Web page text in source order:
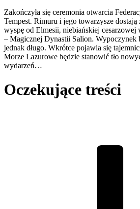
Zakończyła się ceremonia otwarcia
Tempest. Rimuru i jego towarzysze dostają
wyspę od Elmesii, niebiańskiej
– Magicznej Dynastii Salion. Wypoczynek
jednak długo. Wkrótce pojawia się
Morze Lazurowe będzie stanowić tło
wydarzeń…
Oczekujące treści